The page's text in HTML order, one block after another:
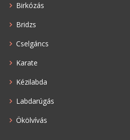
Birkózás
Bridzs
Cselgáncs
Karate
Kézilabda
Labdarúgás
Ökölvívás